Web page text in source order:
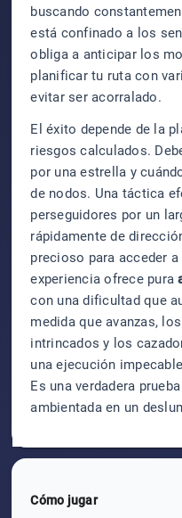
buscando
está confinado a los
obliga a anticipar los
planificar tu ruta con
evitar ser acorralado.
El éxito depende de la
riesgos calculados.
por una estrella y
de nodos. Una táctica
perseguidores por un
rápidamente de
precioso para acceder
experiencia ofrece pura
con una dificultad que
medida que avanzas,
intrincados y los
una ejecución
Es una verdadera
ambientada en un
Cómo jugar